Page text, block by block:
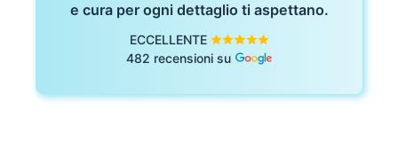
e cura per ogni dettaglio ti aspettano.
ECCELLENTE
482 recensioni su